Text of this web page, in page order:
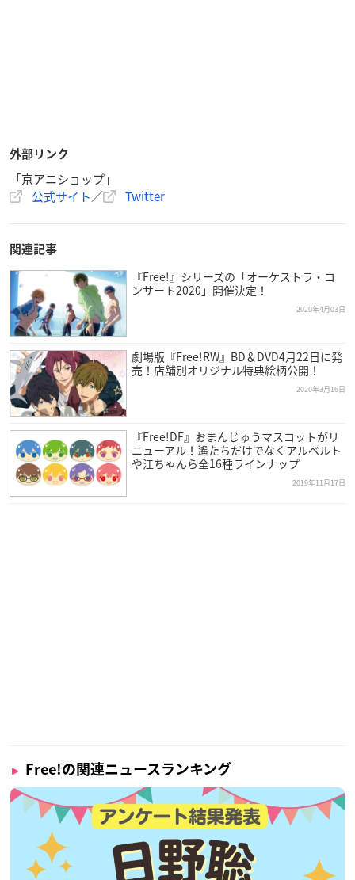
外部リンク
「京アニショップ」
公式サイト／ Twitter
関連記事
『Free!』シリーズの「オーケストラ・コ
ンサート2020」開催決定！
2020年4月03日
劇場版『Free!RW』BD＆DVD4月22日に発
売！店舗別オリジナル特典絵柄公開！
2020年3月16日
『Free!DF』おまんじゅうマスコットがリ
ニューアル！遙たちだけでなくアルベルト
や江ちゃんら全16種ラインナップ
2019年11月17日
Free!の関連ニュースランキング